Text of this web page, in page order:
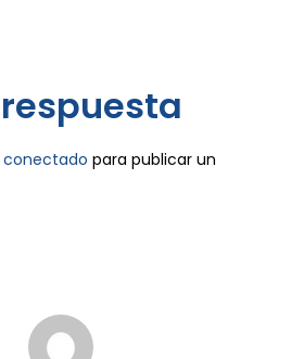
conectado para publicar un